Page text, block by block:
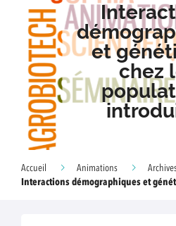
et
chez
Accueil Animations
Interactions démographiques et